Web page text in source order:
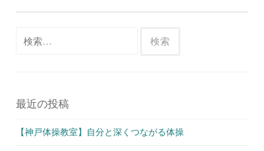
ゲ
ョ
最近の投稿
【神戸体操教室】自分と深くつながる体操